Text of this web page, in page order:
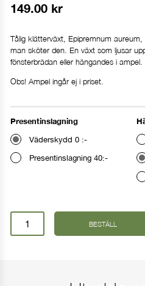
149.00 kr
Tålig klätterväxt, Epipremnum
man sköter den. En växt som ljusar
fönsterbrädan eller hängandes i ampel.
Obs! Ampel ingår ej i priset.
Presentinslagning
Väderskydd 0 :-
Presentinslagning 40:-
Gullranka
BESTÄLL